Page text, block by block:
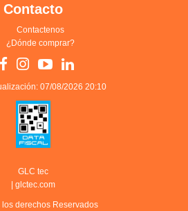
Contacto
Contactenos
¿Dónde comprar?
07/08/2026 20:10
GLC tec
glctec.com
derechos Reservados